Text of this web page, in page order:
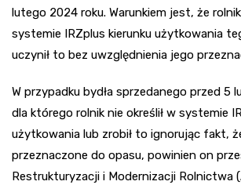
lutego 2024 roku. Warunkiem jest, że
systemie IRZplus kierunku użytkowania
uczynił to bez uwzględnienia jego
W przypadku bydła sprzedanego przed 5
dla którego rolnik nie określił w systemie
użytkowania lub zrobił to ignorując fakt,
przeznaczone do opasu, powinien on
Restrukturyzacji i Modernizacji Rolnictwa